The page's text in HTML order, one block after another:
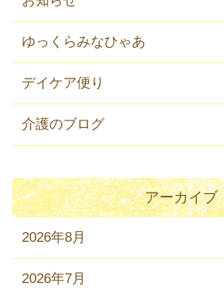
ゆっくらみなひゃあ
デイケア便り
介護のブログ
アーカイブ
2026年8月
2026年7月